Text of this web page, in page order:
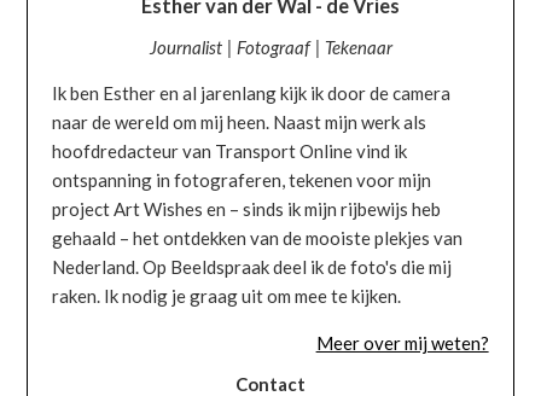
Esther van der Wal - de Vries
Journalist | Fotograaf | Tekenaar
Ik ben Esther en al jarenlang kijk ik door de camera
naar de wereld om mij heen. Naast mijn werk als
hoofdredacteur van Transport Online vind ik
ontspanning in fotograferen, tekenen voor mijn
project Art Wishes en – sinds ik mijn rijbewijs heb
gehaald – het ontdekken van de mooiste plekjes van
Nederland. Op Beeldspraak deel ik de foto's die mij
raken. Ik nodig je graag uit om mee te kijken.
Meer over mij weten?
Contact